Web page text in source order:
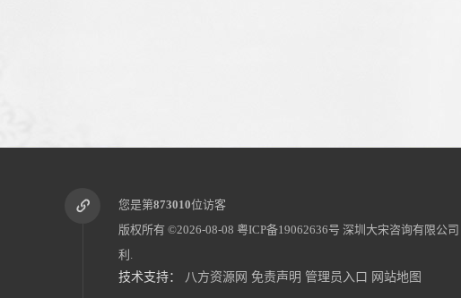
您是第873010位访客
版权所有 ©2026-08-08 粤ICP备19062636号 深圳大宋咨询有限公司
利.
技术支持： 八方资源网 免责声明 管理员入口 网站地图